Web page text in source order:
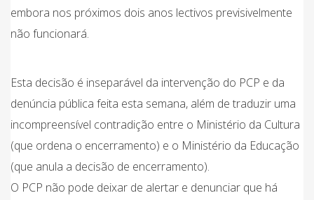
embora nos próximos dois anos lectivos previsivelmente
não funcionará.
Esta decisão é inseparável da intervenção do PCP e da
denúncia pública feita esta semana, além de traduzir uma
incompreensível contradição entre o Ministério da Cultura
(que ordena o encerramento) e o Ministério da Educação
(que anula a decisão de encerramento).
O PCP não pode deixar de alertar e denunciar que há